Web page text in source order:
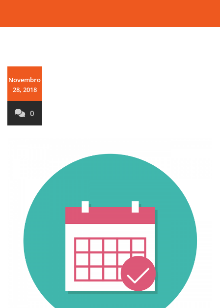
Novembro
28, 2018
0